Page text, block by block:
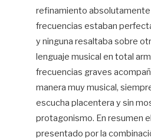
refinamiento
frecuencias estaban
y ninguna resaltaba sobre
lenguaje musical en total
frecuencias graves
manera muy musical,
escucha placentera y sin
protagonismo. En resumen
presentado por la